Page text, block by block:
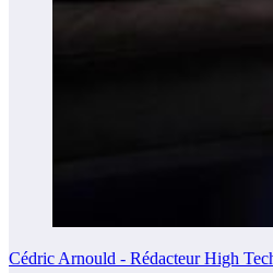
Cédric Arnould - Rédacteur High